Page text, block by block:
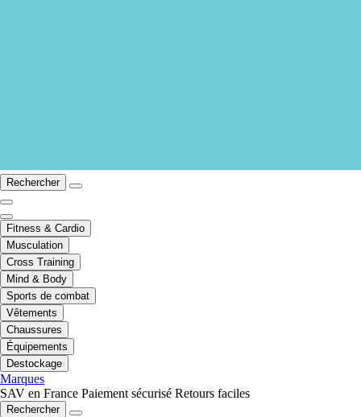
Rechercher
Fitness & Cardio
Musculation
Cross Training
Mind & Body
Sports de combat
Vêtements
Chaussures
Équipements
Destockage
Marques
SAV en France Paiement sécurisé Retours faciles
Rechercher